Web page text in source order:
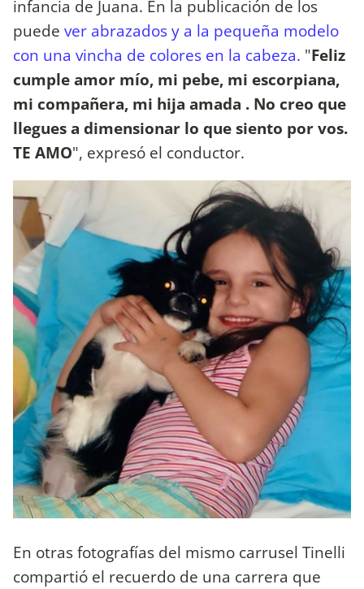
infancia de Juana. En la publicación de los
puede ver abrazados y a la pequeña modelo
con una vincha de colores en la cabeza. "Feliz
cumple amor mío, mi pebe, mi escorpiana,
mi compañera, mi hija amada . No creo que
llegues a dimensionar lo que siento por vos.
TE AMO", expresó el conductor.
En otras fotografías del mismo carrusel Tinelli
compartió el recuerdo de una carrera que